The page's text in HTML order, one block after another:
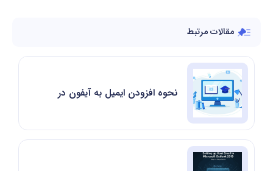
مقالات مرتبط
نحوه افزودن ایمیل به آیفون در iOS 15 به زبان ساده